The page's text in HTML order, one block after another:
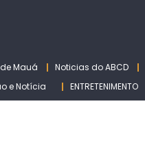
Mauá Noticias do ABCD
e Notícia ENTRETENIMENTO